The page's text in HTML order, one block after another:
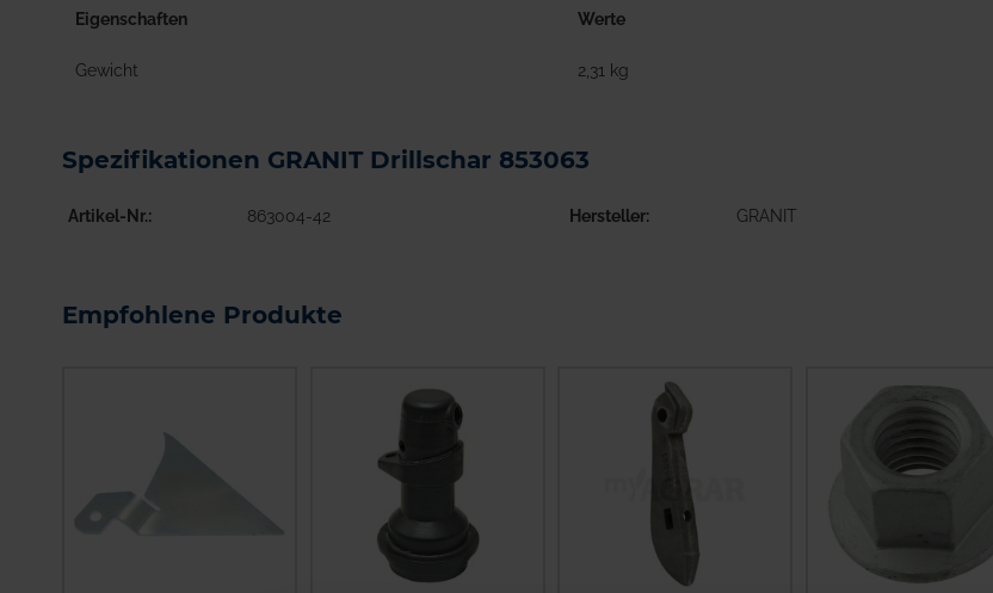
Eigenschaften Werte
Gewicht 2,31 kg
Spezifikationen GRANIT Drillschar 853063
Artikel-Nr. 863004-42 Hersteller GRANIT
Empfohlene Produkte